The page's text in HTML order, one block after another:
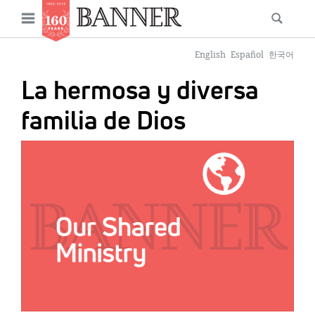
Open
English Español 한국어
La hermosa y diversa
familia de Dios
Main
navigation
News
Features
Secondary
Get Your Banner
Resources